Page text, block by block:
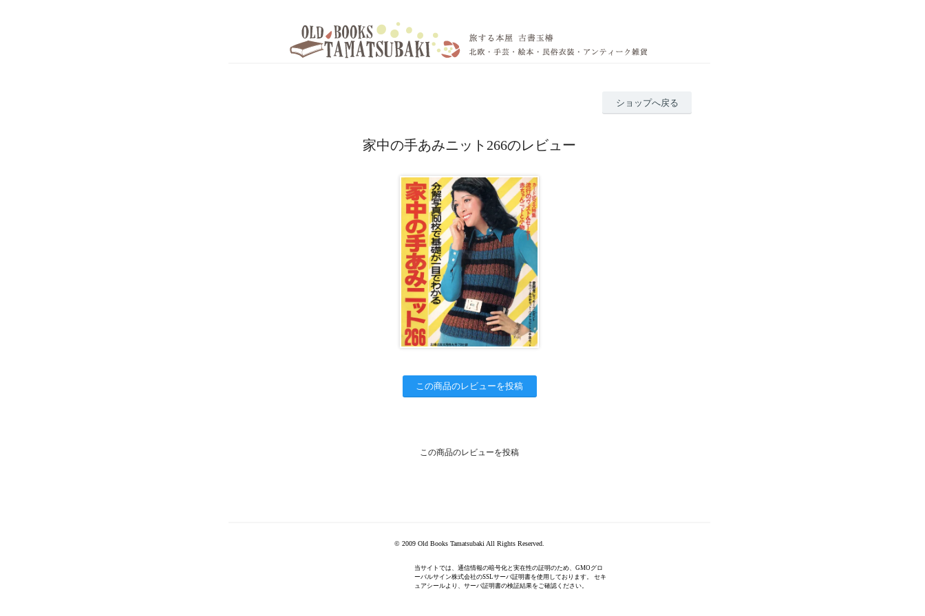
ショップへ戻る
家中の手あみニット266のレビュー
この商品のレビューを投稿
この商品のレビューを投稿
© 2009 Old Books Tamatsubaki All Rights Reserved.
当サイトでは、通信情報の暗号化と実在性の証明のため、GMOグロ
ーバルサイン株式会社のSSLサーバ証明書を使用しております。 セキ
ュアシールより、サーバ証明書の検証結果をご確認ください。